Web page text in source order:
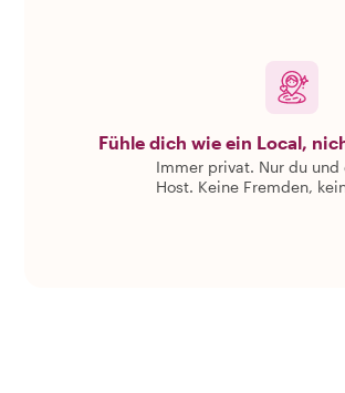
Fühle dich wie ein Local,
Immer privat. Nur du und
Host. Keine Fremden,